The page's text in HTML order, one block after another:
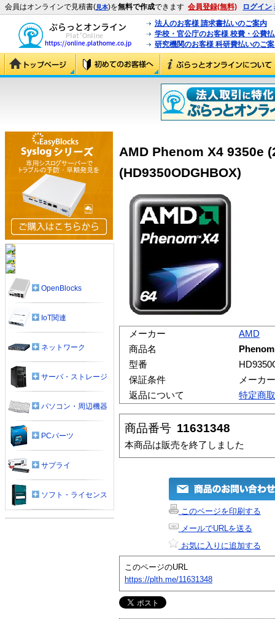
会員はオンラインで見積書(見本)を無料で作成できます 会員登録(無料) ログイン
法人のお客様 請求書払いのご案内
学校・官公庁のお客様 校費・公費
研究機関のお客様 科研費払いのご
AMD Phenom X4 9350e
(HD9350ODGHBOX)
メーカー
AMD
商品名
型番
保証条件
メーカ
返品について
特定商
商品番号 11631348
本商品は販売を終了しました
このページを印刷する
メールでURLを送る
お気に入りに追加する
このページのURL
https://plth.me/11631348
OpenBlocks
IoT関連
ネットワーク
サーバ・ストレージ
パソコン・周辺機器
PCパーツ
サプライ
ソフト・ライセンス